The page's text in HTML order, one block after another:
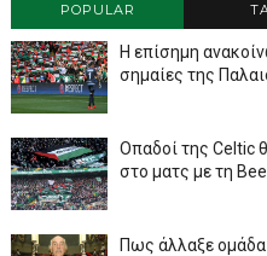
POPULAR
Η επίσημη
σημαίες της
Οπαδοί της Celtic
στο ματς με τη
Πως άλλαξε ομάδα